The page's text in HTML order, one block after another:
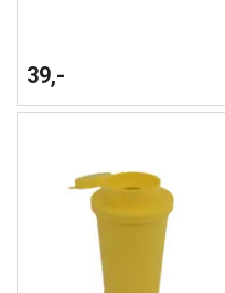
39,-